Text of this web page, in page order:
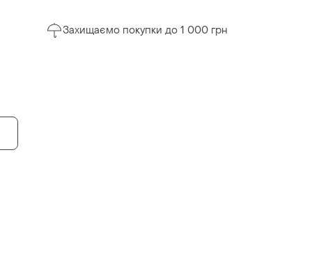
Захищаємо покупки до 1 000 грн